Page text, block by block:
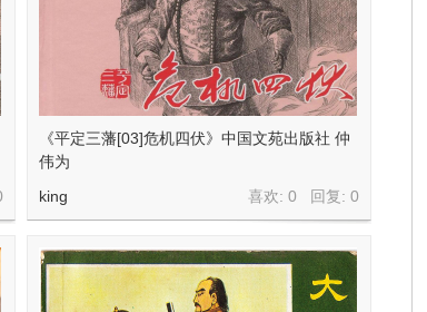
《平定三藩[03]危机四伏》中国文苑出版社 仲
伟为
喜欢: 0 回复:0
king